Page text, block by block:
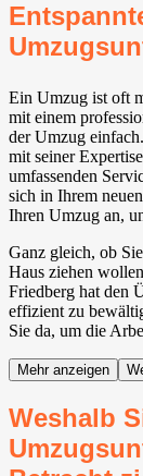
Ein Umzug ist oft
mit einem
der Umzug
mit seiner
umfassenden
sich in Ihrem
Ihren Umzug an,
Ganz gleich, ob
Haus ziehen
Friedberg hat den
effizient zu
Sie da, um die
Mehr anzeigen
Weshalb